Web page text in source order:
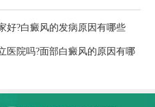
好?白癜风的发病原因有哪些
医院吗?面部白癜风的原因有哪